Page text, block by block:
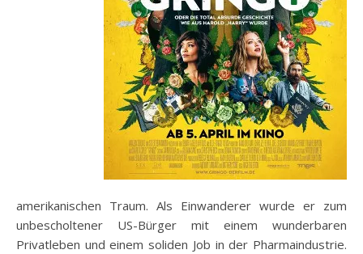
amerikanischen Traum. Als Einwanderer wurde er zum
unbescholtener US-Bürger mit einem wunderbaren
Privatleben und einem soliden Job in der Pharmaindustrie.